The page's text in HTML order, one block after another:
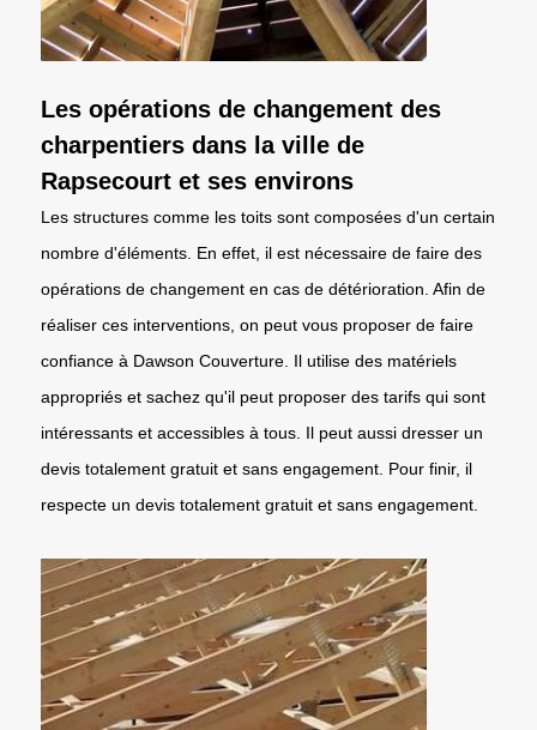
Les opérations de changement des
charpentiers dans la ville de
Rapsecourt et ses environs
Les structures comme les toits sont composées d'un certain
nombre d'éléments. En effet, il est nécessaire de faire des
opérations de changement en cas de détérioration. Afin de
réaliser ces interventions, on peut vous proposer de faire
confiance à Dawson Couverture. Il utilise des matériels
appropriés et sachez qu'il peut proposer des tarifs qui sont
intéressants et accessibles à tous. Il peut aussi dresser un
devis totalement gratuit et sans engagement. Pour finir, il
respecte un devis totalement gratuit et sans engagement.